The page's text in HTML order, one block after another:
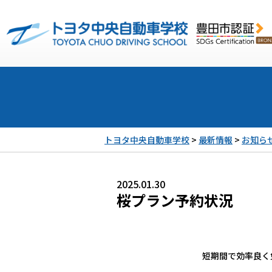
トヨタ中央自動車学校 > 最新情報 > お知ら
2025.01.30
桜プラン予約状況
短期間で効率良